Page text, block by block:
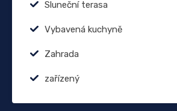
Sluneční terasa
Vybavená kuchyně
Zahrada
zařízený